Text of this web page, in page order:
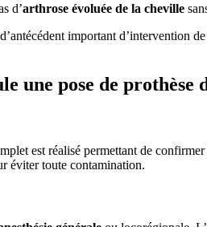
d’arthrose évoluée de la cheville
important d’intervention
une pose de
est réalisé permettant de
éviter toute contamination.